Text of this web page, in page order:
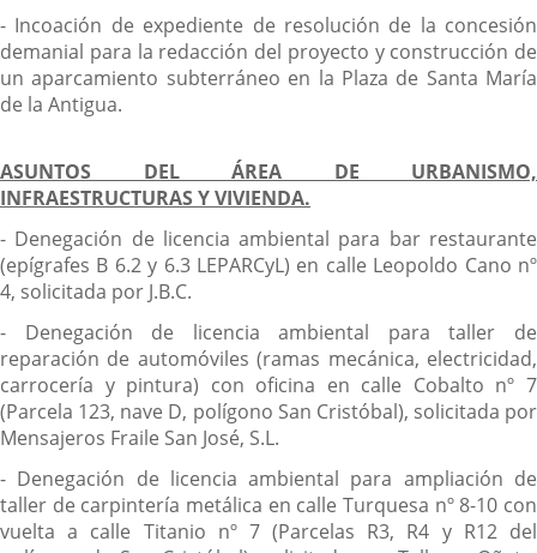
- Incoación de expediente de resolución de la concesión
demanial para la redacción del proyecto y construcción de
un aparcamiento subterráneo en la Plaza de Santa María
de la Antigua.
ASUNTOS DEL ÁREA DE URBANISMO,
INFRAESTRUCTURAS Y VIVIENDA.
- Denegación de licencia ambiental para bar restaurante
(epígrafes B 6.2 y 6.3 LEPARCyL) en calle Leopoldo Cano nº
4, solicitada por J.B.C.
- Denegación de licencia ambiental para taller de
reparación de automóviles (ramas mecánica, electricidad,
carrocería y pintura) con oficina en calle Cobalto nº 7
(Parcela 123, nave D, polígono San Cristóbal), solicitada por
Mensajeros Fraile San José, S.L.
- Denegación de licencia ambiental para ampliación de
taller de carpintería metálica en calle Turquesa nº 8-10 con
vuelta a calle Titanio nº 7 (Parcelas R3, R4 y R12 del